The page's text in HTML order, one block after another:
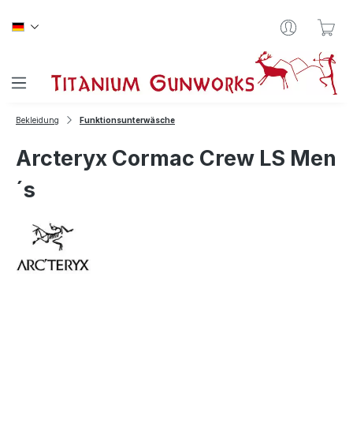
Bekleidung Funktionsunterwäsche
Arcteryx Cormac Crew LS Men
´s